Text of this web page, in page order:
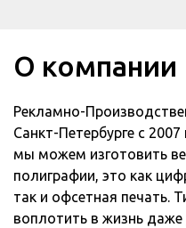
О компании
Рекламно-
Санкт-Петербурге с
мы можем изготовить
полиграфии, это как
так и офсетная печать.
воплотить в жизнь